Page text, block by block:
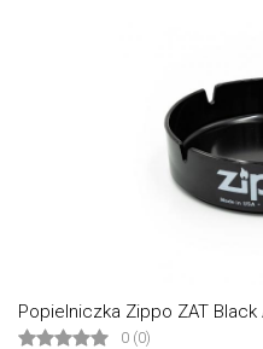
Popielniczka Zippo ZAT Black
0 (0)